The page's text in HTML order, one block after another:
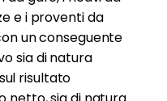
e i proventi da
un conseguente
sia di natura
risultato